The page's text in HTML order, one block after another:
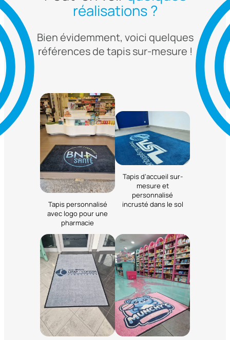
réalisations ?
Bien évidemment, voici quelques
références de tapis sur-mesure !
Tapis personnalisé
avec logo pour une
pharmacie
Tapis d’accueil sur-
mesure et
personnalisé
incrusté dans le sol